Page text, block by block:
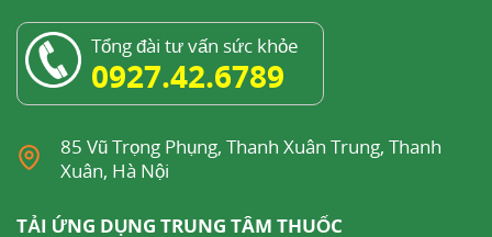
Tổng đài tư vấn sức khỏe
0927.42.6789
85 Vũ Trọng Phụng, Thanh Xuân Trung, Thanh
Xuân, Hà Nội
TẢI ỨNG DỤNG TRUNG TÂM THUỐC